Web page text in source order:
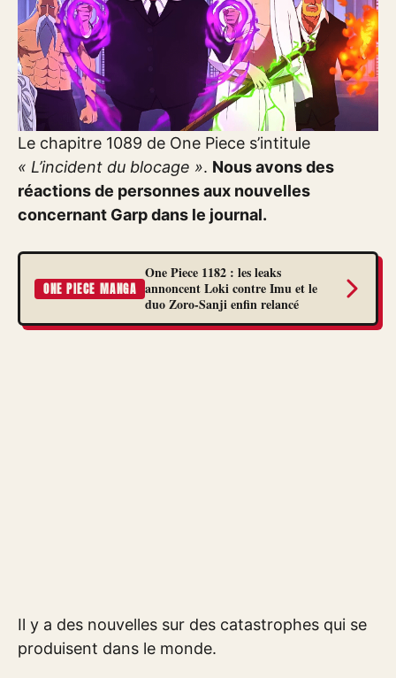
Le chapitre 1089 de One Piece s’intitule
« L’incident du blocage ». Nous avons des
réactions de personnes aux nouvelles
concernant Garp dans le journal.
ONE PIECE MANGA
One Piece 1182 : les leaks
annoncent Loki contre Imu et le
duo Zoro-Sanji enfin relancé
Il y a des nouvelles sur des catastrophes qui se
produisent dans le monde.